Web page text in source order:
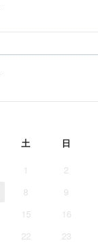
土 日
1
2
8
9
15
16
22
23